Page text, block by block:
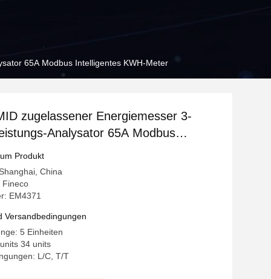
65A Modbus Intelligentes KWH-Meter
zugelassener Energiemesser 3-
Analysator 65A Modbus
KWH-Meter
Produkt
China
Fineco
EM4371
Versandbedingungen
5 Einheiten
34 units
L/C, T/T